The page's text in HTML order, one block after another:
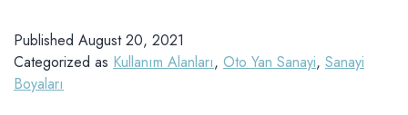
Published August 20, 2021
Categorized as Kullanım Alanları, Oto Yan Sanayi, Sanayi
Boyaları